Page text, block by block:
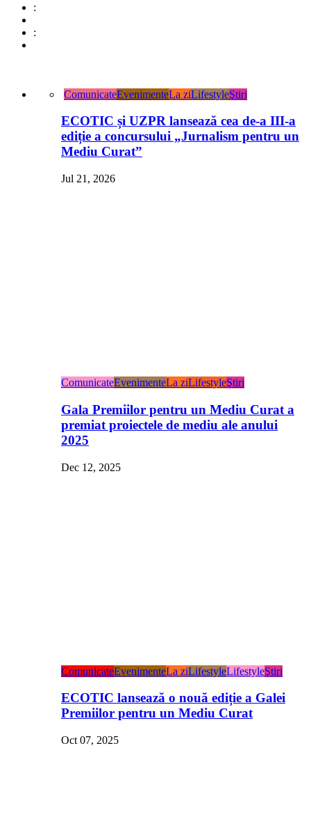
:
:
ComunicateEvenimenteLa ziLifestyleŞtiri
ECOTIC și UZPR lansează cea de-a III-a
ediție a concursului „Jurnalism pentru un
Mediu Curat”
Jul 21, 2026
ComunicateEvenimenteLa ziLifestyleŞtiri
Gala Premiilor pentru un Mediu Curat a
premiat proiectele de mediu ale anului
2025
Dec 12, 2025
ComunicateEvenimenteLa ziLifestyleLifestyleŞtiri
ECOTIC lansează o nouă ediție a Galei
Premiilor pentru un Mediu Curat
Oct 07, 2025